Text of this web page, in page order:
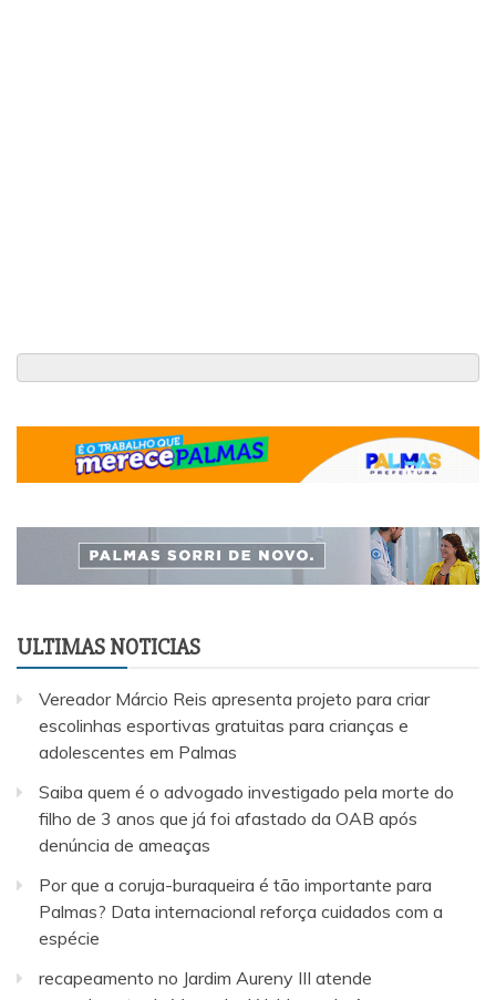
ULTIMAS NOTICIAS
Vereador Márcio Reis apresenta projeto para criar
escolinhas esportivas gratuitas para crianças e
adolescentes em Palmas
Saiba quem é o advogado investigado pela morte do
filho de 3 anos que já foi afastado da OAB após
denúncia de ameaças
Por que a coruja-buraqueira é tão importante para
Palmas? Data internacional reforça cuidados com a
espécie
recapeamento no Jardim Aureny III atende